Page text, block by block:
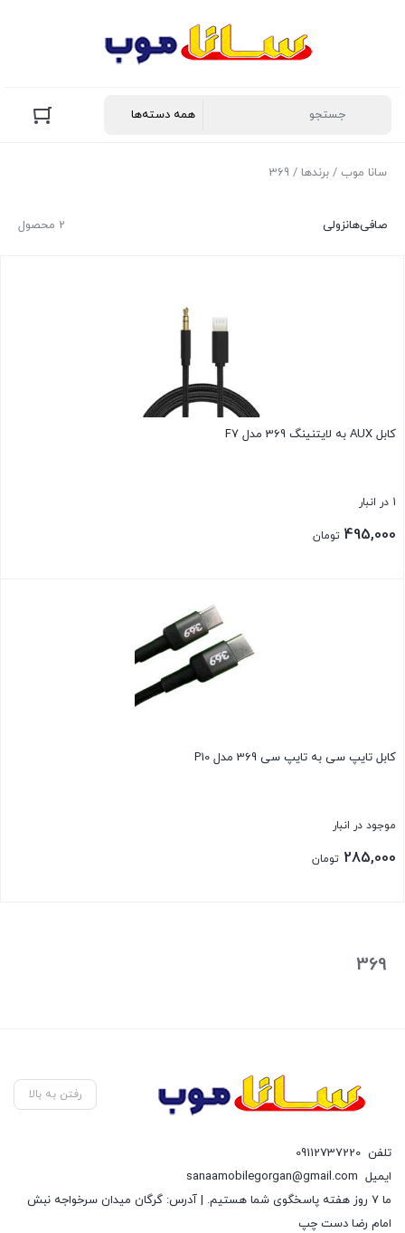
سانا موب / برندها / 369
2 محصول صافی‌هانزولی
کابل AUX به لایتنینگ 369 مدل F7
1 در انبار
495,000 تومان
کابل تایپ سی به تایپ سی 369 مدل P10
موجود در انبار
285,000 تومان
369
رفتن به بالا
تلفن 09112737220
ایمیل sanaamobilegorgan@gmail.com
ما 7 روز هفته پاسخگوی شما هستیم. | آدرس: گرگان میدان سرخواجه نبش
امام رضا دست چپ